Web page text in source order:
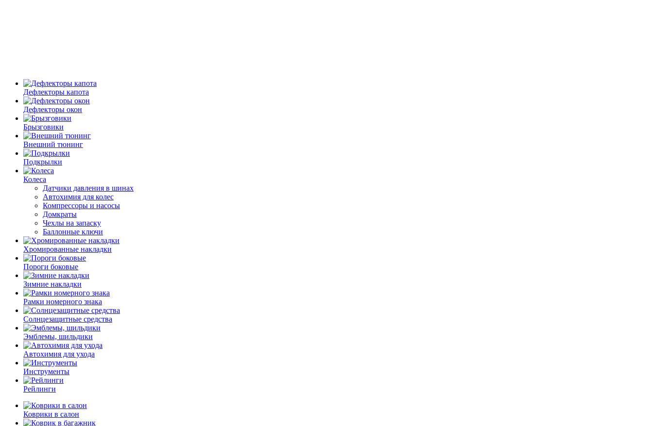
Дефлекторы капота
Дефлекторы окон
Брызговики
Внешний тюнинг
Подкрылки
Колеса
Датчики давления в шинах
Автохимия для колес
Компрессоры и насосы
Домкраты
Чехлы на запаску
Баллонные ключи
Хромированные накладки
Пороги боковые
Зимние накладки
Рамки номерного знака
Солнцезащитные средства
Эмблемы, шильдики
Автохимия для ухода
Инструменты
Рейлинги
Коврики в салон